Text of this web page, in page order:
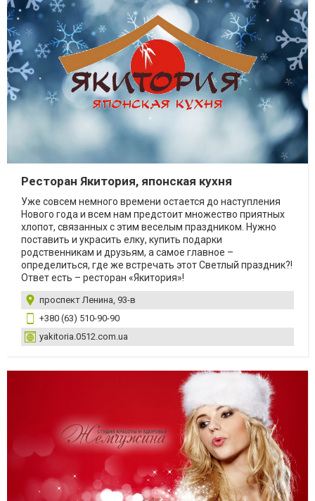
Ресторан Якитория, японская кухня
Уже совсем немного времени остается до наступления
Нового года и всем нам предстоит множество приятных
хлопот, связанных с этим веселым праздником. Нужно
поставить и украсить елку, купить подарки
родственникам и друзьям, а самое главное –
определиться, где же встречать этот Светлый праздник?!
Ответ есть – ресторан «Якитория»!
проспект Ленина, 93-в
+380 (63) 510-90-90
yakitoria.0512.com.ua